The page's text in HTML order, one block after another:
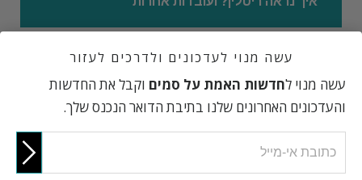
קוקאין של עניים
עשה מנוי לעדכונים ולדרכים לעזור
עשה מנוי לחדשות האמת על סמים וקבל את החדשות
והעדכונים האחרונים שלנו בתיבת הדואר הנכנס שלך.